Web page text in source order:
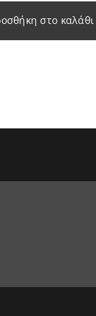
στο καλάθι